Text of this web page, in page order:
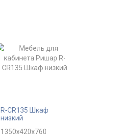
R-CR135 Шкаф
низкий
1350x420x760